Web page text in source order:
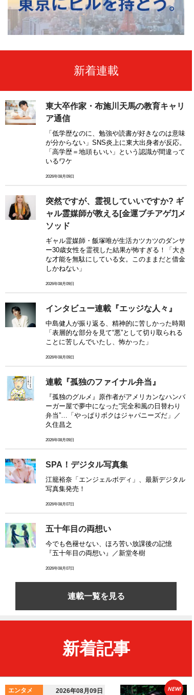
新着連載
東大卒作家・布施川天馬の教育キャリ
ア通信
「低学歴なのに、勉強や読書が好きなのは意味
が分からない」SNS炎上に東大出身者が反応。
「高学歴＝地頭もいい」という認識が間違って
いるワケ
2026年08月09日
突然ですが、霊視していいですか? ギ
ャル霊媒師が教える[金運ブチアゲ⤴]メ
ソッド
ギャル霊媒師・飯塚唯が生活カツカツのダンサ
ー30歳女性を霊視した結果が怖すぎる！「大き
な才能を無駄にしている女。このままだと借金
しかねない」
2026年08月09日
インタビュー連載『エッジな人々』
中島健人が振り返る、精神的に苦しかった時期
「表層的な部分を見て“悪”として切り取られる
ことに苦しんでいたし、怖かった」
2026年08月09日
連載『孤独のファイナル弁当』
『孤独のグルメ』原作者がアメリカンなハンバ
ーガー屋で夢中になった“完全和風の日替わり
弁当”…「やっぱりボクはジャパニーズだ」／
久住昌之
2026年08月09日
SPA！デジタル写真集
江籠裕奈「エンジェルボディ」、最新デジタル
写真集発売！
2026年08月07日
五十年目の両想い
今でも色褪せない、ほろ苦い放課後の記憶
『五十年目の両想い』／新堂冬樹
2026年08月07日
連載一覧を見る
新着記事
エンタメ 2026年08月09日 NEW!